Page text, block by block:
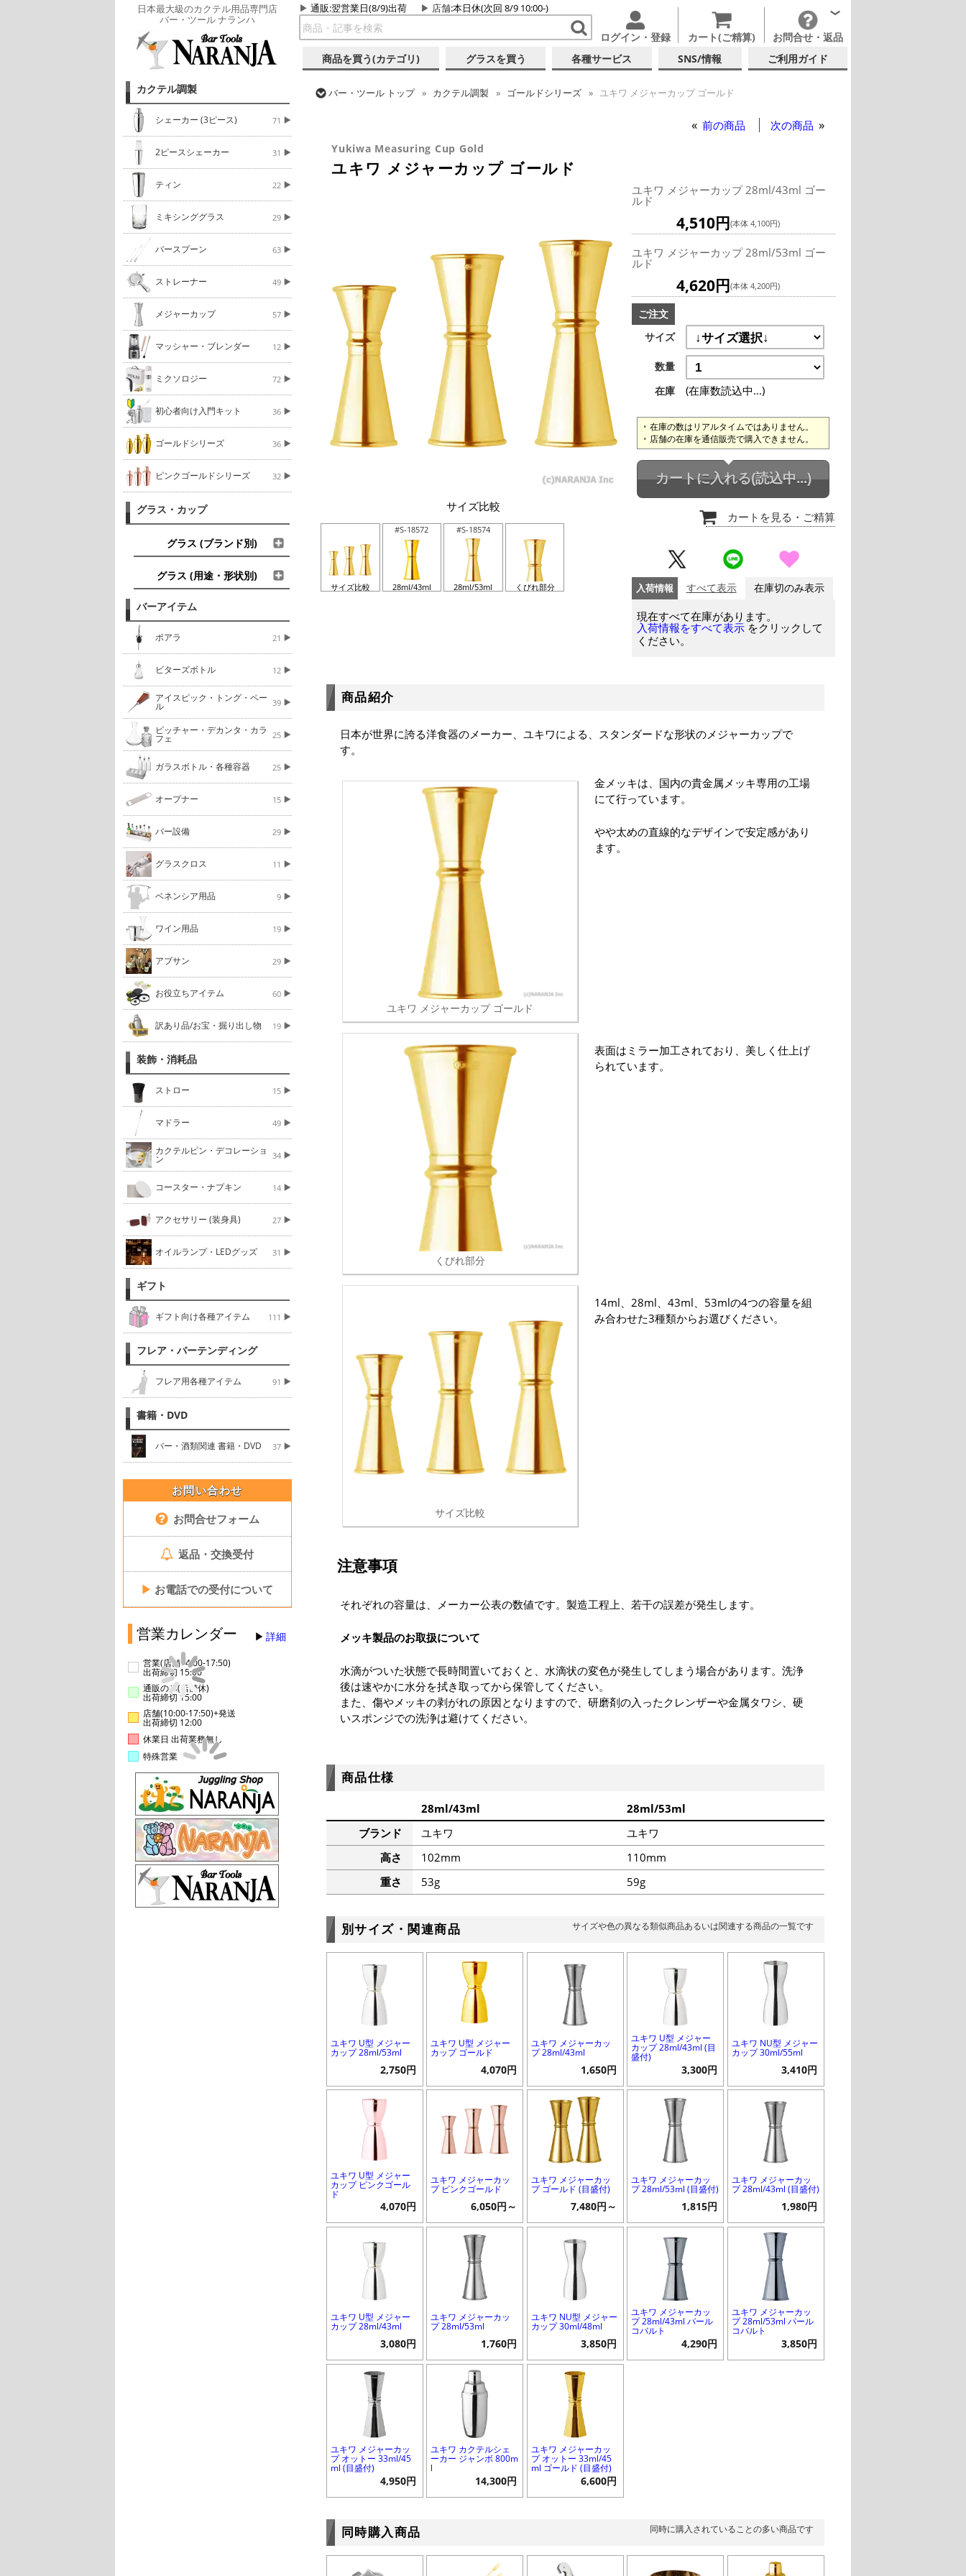
日本最大級のカクテル用品専門店
バー・ツール ナランハ
通販:翌営業日(8/9)出荷 店舗:本日休(次回 8/9 10:00-)
ログイン・登録 カート(ご精算) お問合せ・返品
商品を買う(カテゴリ) グラスを買う 各種サービス SNS/情報 ご利用ガイド
カクテル調製
シェーカー (3ピース) 71
2ピースシェーカー 31
ティン 22
ミキシンググラス 29
バースプーン 63
ストレーナー 49
メジャーカップ 57
マッシャー・ブレンダー 12
ミクソロジー 72
初心者向け入門キット 36
ゴールドシリーズ 36
ピンクゴールドシリーズ 32
グラス・カップ
グラス (ブランド別)
グラス (用途・形状別)
バーアイテム
ポアラ 21
ビターズボトル 12
アイスピック・トング・ペー
ル 39
ピッチャー・デカンタ・カラ
フェ 25
ガラスボトル・各種容器 25
オープナー 15
バー設備 29
グラスクロス 11
ベネンシア用品 9
ワイン用品 19
アブサン 29
お役立ちアイテム 60
訳あり品/お宝・掘り出し物 19
装飾・消耗品
ストロー 15
マドラー 49
カクテルピン・デコレーショ
ン 34
コースター・ナプキン 14
アクセサリー (装身具) 27
オイルランプ・LEDグッズ 31
ギフト
ギフト向け各種アイテム 111
フレア・バーテンディング
フレア用各種アイテム 91
書籍・DVD
バー・酒類関連 書籍・DVD 37
お問い合わせ
お問合せフォーム
返品・交換受付
▶ お電話での受付について
営業カレンダー 詳細
営業(店舗14:00-17:50)
出荷締切 15:00
通販のみ(店舗休)
出荷締切 15:00
店舗(10:00-17:50)+発送
出荷締切 12:00
休業日 出荷業務無し
特殊営業
バー・ツール トップ カクテル調製 ゴールドシリーズ
ユキワ メジャーカップ ゴールド
前の商品 次の商品
Yukiwa Measuring Cup Gold
ユキワ メジャーカップ ゴールド
サイズ比較
サイズ比較
#S-18572
28ml/43ml
#S-18574
28ml/53ml くびれ部分
ユキワ メジャーカップ 28ml/43ml ゴー
ルド
4,510円(本体 4,100円)
ユキワ メジャーカップ 28ml/53ml ゴー
ルド
4,620円(本体 4,200円)
ご注文
サイズ
数量
在庫
(在庫数読込中...)
在庫の数はリアルタイムではありません。
店舗の在庫を通信販売で購入できません。
カートに入れる(読込中...)
カートを見る ・ご精算
入荷情報 すべて表示 在庫切のみ表示
現在すべて在庫があります。
入荷情報をすべて表示 をクリックして
ください。
商品紹介
日本が世界に誇る洋食器のメーカー、ユキワによる、スタンダードな形状のメジャーカップで
す。
ユキワ メジャーカップ ゴールド
金メッキは、国内の貴金属メッキ専用の工場
にて行っています。
やや太めの直線的なデザインで安定感があり
ます。
くびれ部分
表面はミラー加工されており、美しく仕上げ
られています。
サイズ比較
14ml、28ml、43ml、53mlの4つの容量を組
み合わせた3種類からお選びください。
注意事項
それぞれの容量は、メーカー公表の数値です。製造工程上、若干の誤差が発生します。
メッキ製品のお取扱について
水滴がついた状態で長時間置いておくと、水滴状の変色が発生してしまう場合があります。洗浄
後は速やかに水分を拭き取ってから保管してください。
また、傷やメッキの剥がれの原因となりますので、研磨剤の入ったクレンザーや金属タワシ、硬
いスポンジでの洗浄は避けてください。
商品仕様
28ml/43ml
ブランド
ユキワ
高さ
102mm
重さ
53g
28ml/53ml
ユキワ
110mm
59g
別サイズ・関連商品 サイズや色の異なる類似商品あるいは関連する商品の一覧です
ユキワ U型 メジャー
カップ 28ml/53ml
2,750円
ユキワ U型 メジャー
カップ ゴールド
4,070円
ユキワ メジャーカッ
プ 28ml/43ml
1,650円
ユキワ U型 メジャー
カップ 28ml/43ml (目
盛付)
3,300円
ユキワ NU型 メジャー
カップ 30ml/55ml
3,410円
ユキワ U型 メジャー
カップ ピンクゴール
ド
4,070円
ユキワ メジャーカッ
プ ピンクゴールド
6,050円～
ユキワ メジャーカッ
プ ゴールド (目盛付)
7,480円～
ユキワ メジャーカッ
プ 28ml/53ml (目盛付)
1,815円
ユキワ メジャーカッ
プ 28ml/43ml (目盛付)
1,980円
ユキワ U型 メジャー
カップ 28ml/43ml
3,080円
ユキワ メジャーカッ
プ 28ml/53ml
1,760円
ユキワ NU型 メジャー
カップ 30ml/48ml
3,850円
ユキワ メジャーカッ
プ 28ml/43ml パール
コバルト
4,290円
ユキワ メジャーカッ
プ 28ml/53ml パール
コバルト
3,850円
ユキワ メジャーカッ
プ オットー 33ml/45
ml (目盛付)
4,950円
ユキワ カクテルシェ
ーカー ジャンボ 800m
l
14,300円
ユキワ メジャーカッ
プ オットー 33ml/45
ml ゴールド (目盛付)
6,600円
同時購入商品 同時に購入されていることの多い商品です